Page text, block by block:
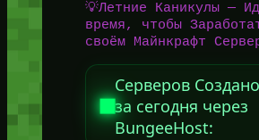
💡Летние Каникулы —
время, чтобы
своём Майнкрафт
Серверов Создано
за сегодня через
BungeeHost: